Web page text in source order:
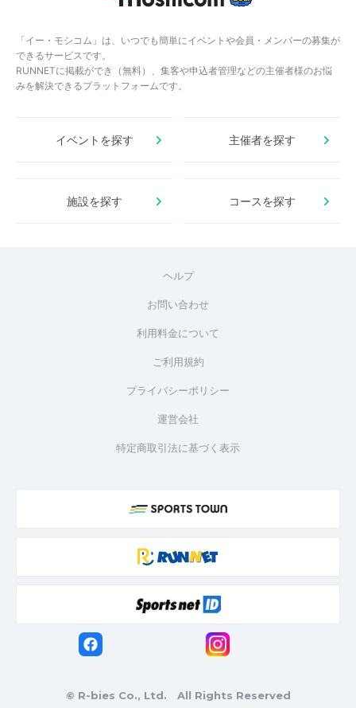
「イー・モシコム」は、いつでも簡単にイベントや会員・メンバーの募集が
できるサービスです。
RUNNETに掲載ができ（無料）、集客や申込者管理などの主催者様のお悩
みを解決できるプラットフォームです。
イベントを探す 主催者を探す
施設を探す コースを探す
ヘルプ
お問い合わせ
利用料金について
ご利用規約
プライバシーポリシー
運営会社
特定商取引法に基づく表示
© R-bies Co., Ltd. All Rights Reserved